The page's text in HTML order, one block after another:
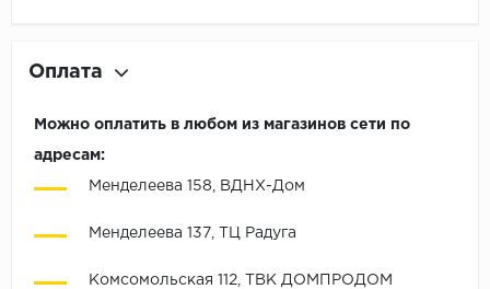
Оплата
Можно оплатить в любом из магазинов сети по
адресам:
Менделеева 158, ВДНХ-Дом
Менделеева 137, ТЦ Радуга
Комсомольская 112, ТВК ДОМПРОДОМ